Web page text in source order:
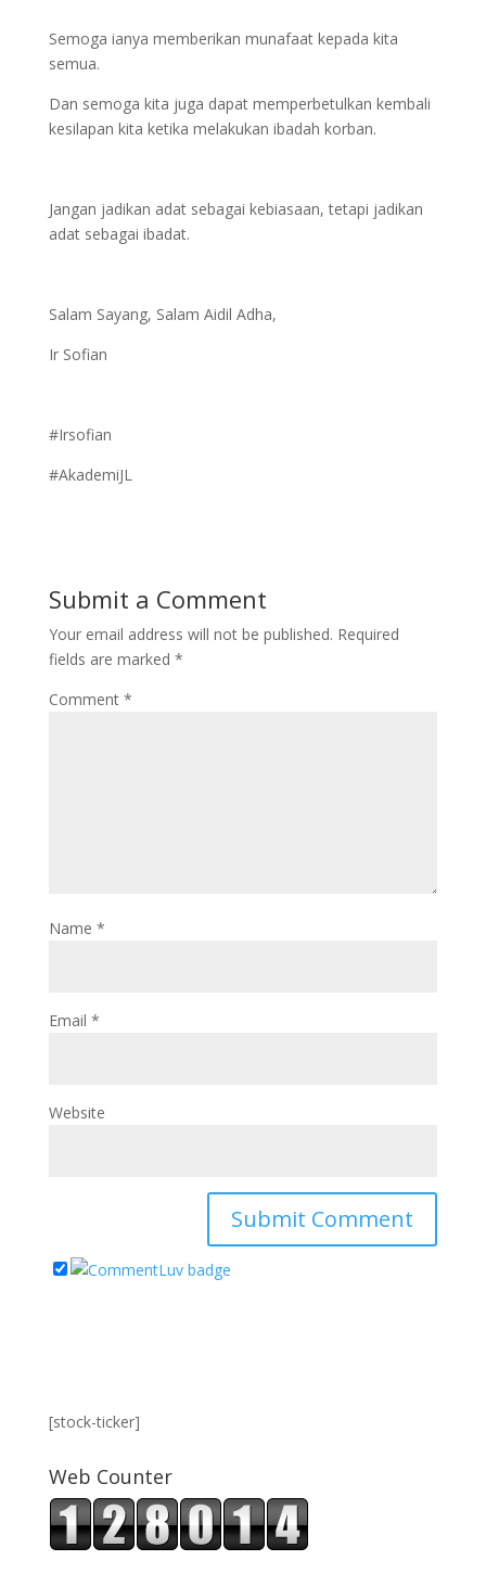
Semoga ianya memberikan munafaat kepada kita
semua.
Dan semoga kita juga dapat memperbetulkan kembali
kesilapan kita ketika melakukan ibadah korban.
Jangan jadikan adat sebagai kebiasaan, tetapi jadikan
adat sebagai ibadat.
Salam Sayang, Salam Aidil Adha,
Ir Sofian
#Irsofian
#AkademiJL
Submit a Comment
Your email address will not be published. Required
fields are marked *
Comment *
Name *
Email *
Website
[stock-ticker]
Web Counter
'Knowledge Trading Version